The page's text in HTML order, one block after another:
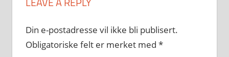
Din e-postadresse vil ikke bli publisert.
Obligatoriske felt er merket med *